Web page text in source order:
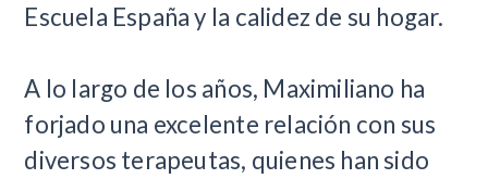
Escuela España y la calidez de su hogar.
A lo largo de los años, Maximiliano ha
forjado una excelente relación con sus
diversos terapeutas, quienes han sido